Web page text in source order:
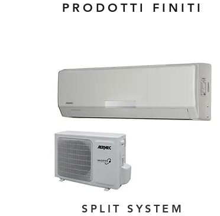
PRODOTTI FINITI
SPLIT SYSTEM